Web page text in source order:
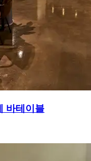
바테이블